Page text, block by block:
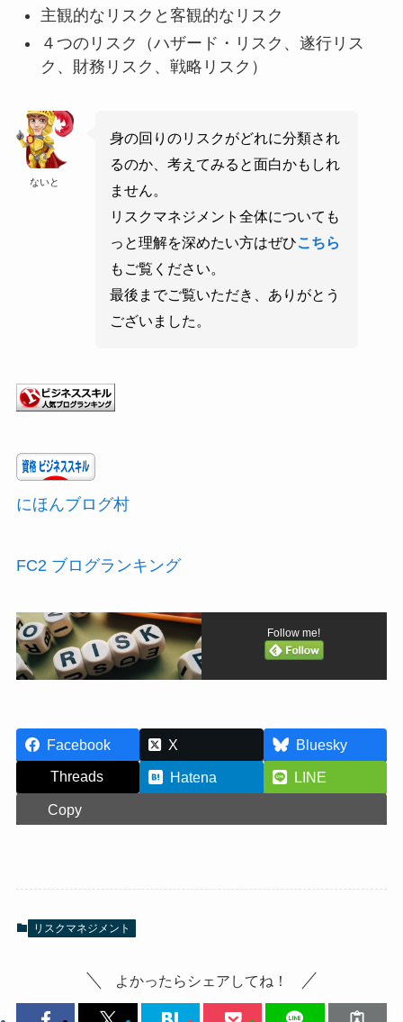
主観的なリスクと客観的なリスク
４つのリスク（ハザード・リスク、遂行リス
ク、財務リスク、戦略リスク）
ないと
身の回りのリスクがどれに分類され
るのか、考えてみると面白かもしれ
ません。
リスクマネジメント全体についても
っと理解を深めたい方はぜひこちら
もご覧ください。
最後までご覧いただき、ありがとう
ございました。
にほんブログ村
FC2 ブログランキング
Follow me!
Facebook X
Bluesky
Threads
Hatena
LINE
Copy
リスクマネジメント
よかったらシェアしてね！